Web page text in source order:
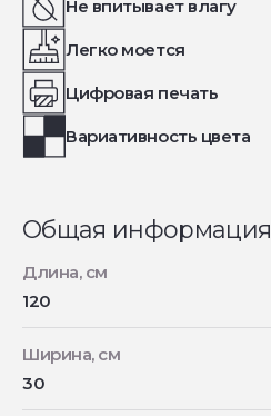
Не впитывает влагу
Легко моется
Цифровая печать
Вариативность цвета
Общая информация
Длина, см
120
Ширина, см
30